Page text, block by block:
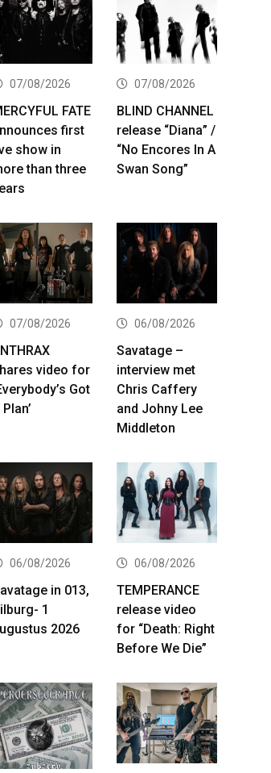
07/08/2026
FATE
first
show in
than three
07/08/2026
BLIND CHANNEL
release “Diana” /
“No Encores In A
Swan Song”
07/08/2026
video for
Got
06/08/2026
Savatage –
interview met
Chris Caffery
and Johny Lee
Middleton
06/08/2026
in 013,
1
2026
06/08/2026
TEMPERANCE
release video
for “Death: Right
Before We Die”